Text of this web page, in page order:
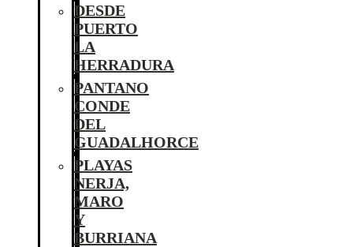
DESDE
PUERTO
LA
HERRADURA
PANTANO
CONDE
DEL
GUADALHORCE
PLAYAS
NERJA,
MARO
Y
BURRIANA